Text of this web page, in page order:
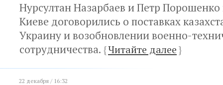
Нурсултан Назарбаев и Петр Порошенко
Киеве договорились о поставках
Украину и возобновлении военно-
сотрудничества. {Читайте далее}
22 декабря / 16:32